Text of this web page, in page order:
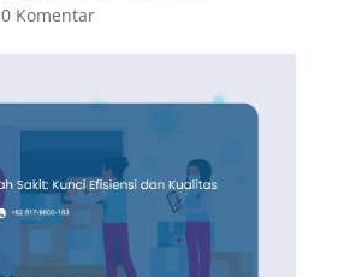
0 Komentar